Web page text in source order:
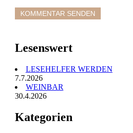
Lesenswert
LESEHELFER WERDEN
7.7.2026
WEINBAR
30.4.2026
Kategorien